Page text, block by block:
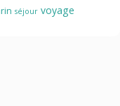
séjour voyage